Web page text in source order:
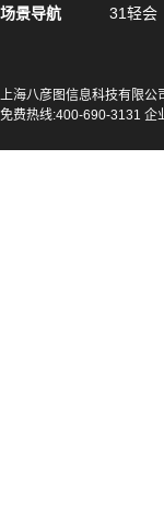
场景导航 31轻会
上海八彦图信息科技有限公
免费热线:400-690-3131 企